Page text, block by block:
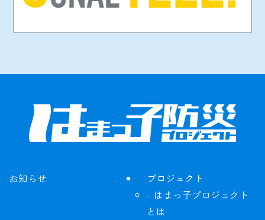
お知らせ
プロジェクト
はまっ子プロジェクト
とは